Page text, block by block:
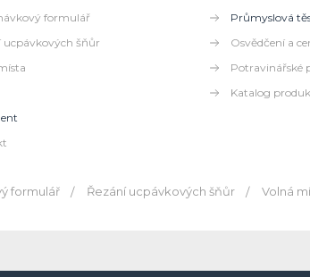
formulář
ucpávkových šňůr
Průmyslová
Osvědčení a
Potravinářské
Katalog
formulář Řezání ucpávkových šňůr Volná